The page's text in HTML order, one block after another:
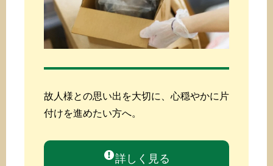
故人様との思い出を大切に、心穏やかに片
付けを進めたい方へ。
詳しく見る